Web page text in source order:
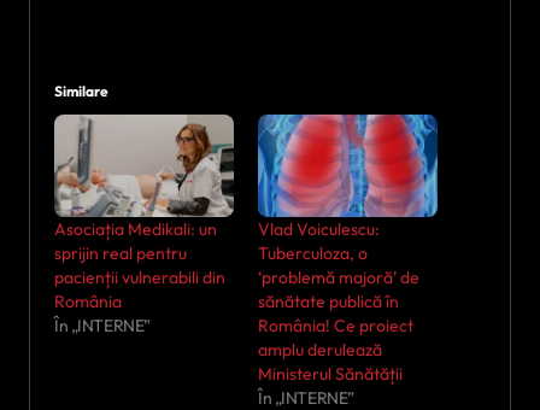
Similare
Asociația Medikali: un
sprijin real pentru
pacienții vulnerabili din
România
În „INTERNE”
Vlad Voiculescu:
Tuberculoza, o
‘problemă majoră’ de
sănătate publică în
România! Ce proiect
amplu derulează
Ministerul Sănătății
În „INTERNE”